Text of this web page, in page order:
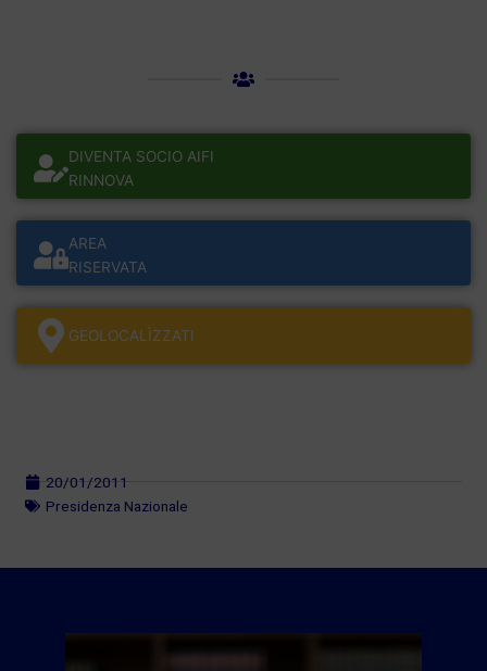
DIVENTA SOCIO AIFI
RINNOVA
AREA
RISERVATA
GEOLOCALÌZZATI
20/01/2011
Presidenza Nazionale